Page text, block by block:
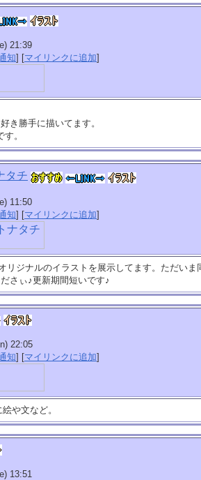
21:39
知] [マイリンクに追加]
き勝手に描いてます。
す。
タチ
11:50
知] [マイリンクに追加]
リジナルのイラストを展示してます。ただい
さぃ♪更新期間短いです♪
22:05
知] [マイリンクに追加]
や文など。
13:51